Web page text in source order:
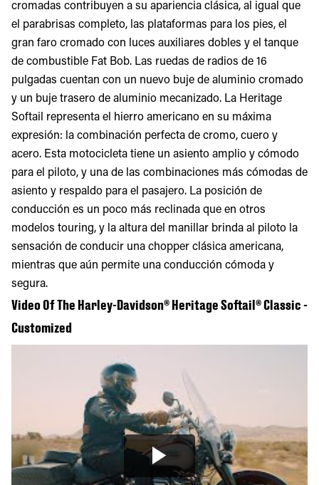
cromadas contribuyen a su apariencia clásica, al igual que
el parabrisas completo, las plataformas para los pies, el
gran faro cromado con luces auxiliares dobles y el tanque
de combustible Fat Bob. Las ruedas de radios de 16
pulgadas cuentan con un nuevo buje de aluminio cromado
y un buje trasero de aluminio mecanizado. La Heritage
Softail representa el hierro americano en su máxima
expresión: la combinación perfecta de cromo, cuero y
acero. Esta motocicleta tiene un asiento amplio y cómodo
para el piloto, y una de las combinaciones más cómodas de
asiento y respaldo para el pasajero. La posición de
conducción es un poco más reclinada que en otros
modelos touring, y la altura del manillar brinda al piloto la
sensación de conducir una chopper clásica americana,
mientras que aún permite una conducción cómoda y
segura.
Video Of The Harley-Davidson® Heritage Softail® Classic -
Customized